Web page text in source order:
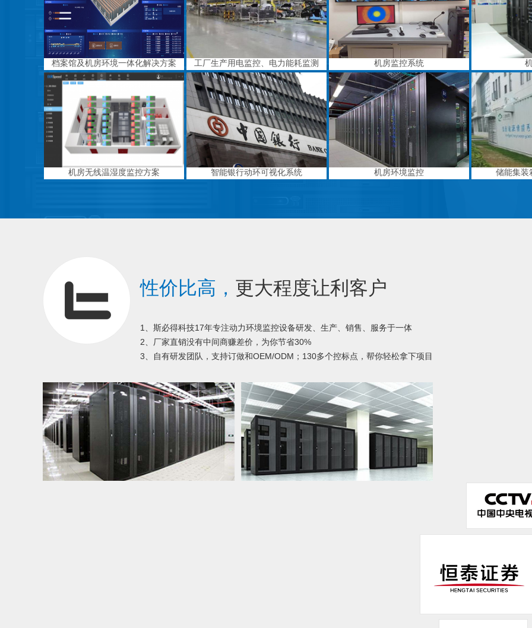
档案馆及机房环境一体化解决方案 工厂生产用电监控、电力能耗监测 机房监控系统
机房无线温湿度监控方案 智能银行动环可视化系统 机房环境监控 储能集装
性价比高， 更大程度让利客户
1、斯必得科技17年专注动力环境监控设备研发、生产、销售、服务于一体
2、厂家直销没有中间商赚差价，为你节省30%
3、自有研发团队，支持订做和OEM/ODM；130多个控标点，帮你轻松拿下项目